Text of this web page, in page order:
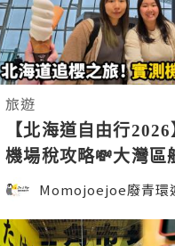
旅遊
【北海道自由行
機場稅攻略💸大灣區
機場！日本機場牛奶
好食🍦｜日本4K
Momojoejoe廢青環